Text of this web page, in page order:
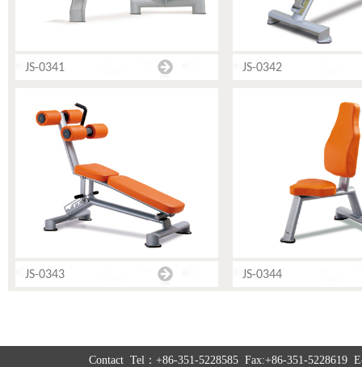
JS-0341 JS-0342
JS-0343 JS-0344
Contact Tel：+86-351-5228585 Fax:+86-351-5228619